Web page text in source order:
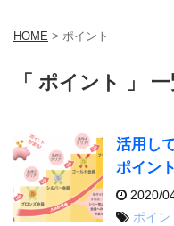
HOME > ポイント
「 ポイント 」
活用し
ポイン
2020/
ポイン